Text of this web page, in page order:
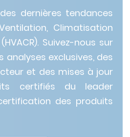
dernières tendances
Climatisation
Suivez-nous sur
analyses exclusives, des
et des mises à jour
certifiés du leader
des produits